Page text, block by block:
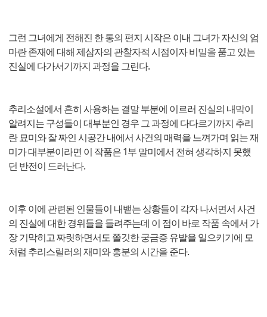
그런 그녀에게 전해진 한 통의 편지 시작은 이내 그녀가 자신의 엄
마란 존재에 대해 제삼자의 관찰자적 시점이자 비밀을 품고 있는
진실에 다가서기까지 과정을 그린다.
추리소설에서 흔히 사용하는 결말 부분에 이르러 진실의 내막이
알려지는 구성들이 대부분인 경우 그 과정에 다다르기까지 추리
란 묘미와 잘 짜인 시공간 내에서 사건의 매력을 느껴가며 읽는 재
미가 대부분이라면 이 작품은 1부 말미에서 전혀 생각하지 못했
던 반전이 드러난다.
이후 이에 관련된 인물들이 내뱉는 상황들이 각자 나서면서 사건
의 진실에 대한 경위들을 들려주는데 이 점이 바로 작품 속에서 가
장 기막히고 짜릿하면서도 쫄깃한 궁금증 유발을 일으키기에 모
처럼 추리스릴러의 재미와 흥분의 시간을 준다.